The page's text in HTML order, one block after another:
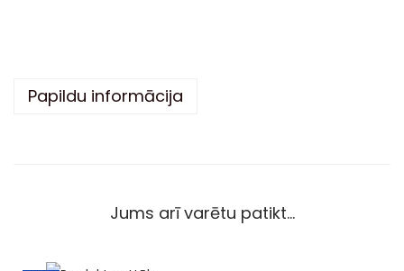
Papildu informācija
Jums arī varētu patikt…